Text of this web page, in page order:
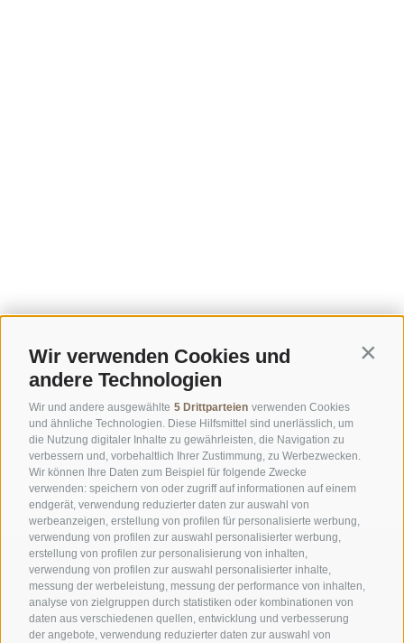
Wir verwenden Cookies und
andere Technologien
Wir und andere ausgewählte 5 Drittparteien verwenden Cookies
und ähnliche Technologien. Diese Hilfsmittel sind unerlässlich, um
die Nutzung digitaler Inhalte zu gewährleisten, die Navigation zu
verbessern und, vorbehaltlich Ihrer Zustimmung, zu Werbezwecken.
Wir können Ihre Daten zum Beispiel für folgende Zwecke
verwenden: speichern von oder zugriff auf informationen auf einem
endgerät, verwendung reduzierter daten zur auswahl von
werbeanzeigen, erstellung von profilen für personalisierte werbung,
verwendung von profilen zur auswahl personalisierter werbung,
erstellung von profilen zur personalisierung von inhalten,
verwendung von profilen zur auswahl personalisierter inhalte,
messung der werbeleistung, messung der performance von inhalten,
analyse von zielgruppen durch statistiken oder kombinationen von
daten aus verschiedenen quellen, entwicklung und verbesserung
der angebote, verwendung reduzierter daten zur auswahl von